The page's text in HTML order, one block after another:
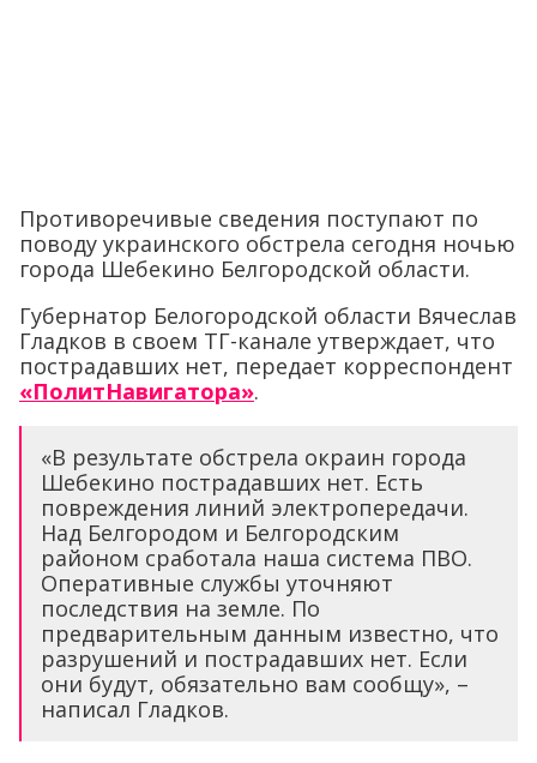
Противоречивые сведения поступают по
поводу украинского обстрела сегодня ночью
города Шебекино Белгородской области.
Губернатор Белогородской области Вячеслав
Гладков в своем ТГ-канале утверждает, что
пострадавших нет, передает корреспондент
«ПолитНавигатора».
«В результате обстрела окраин города
Шебекино пострадавших нет. Есть
повреждения линий электропередачи.
Над Белгородом и Белгородским
районом сработала наша система ПВО.
Оперативные службы уточняют
последствия на земле. По
предварительным данным известно, что
разрушений и пострадавших нет. Если
они будут, обязательно вам сообщу», –
написал Гладков.